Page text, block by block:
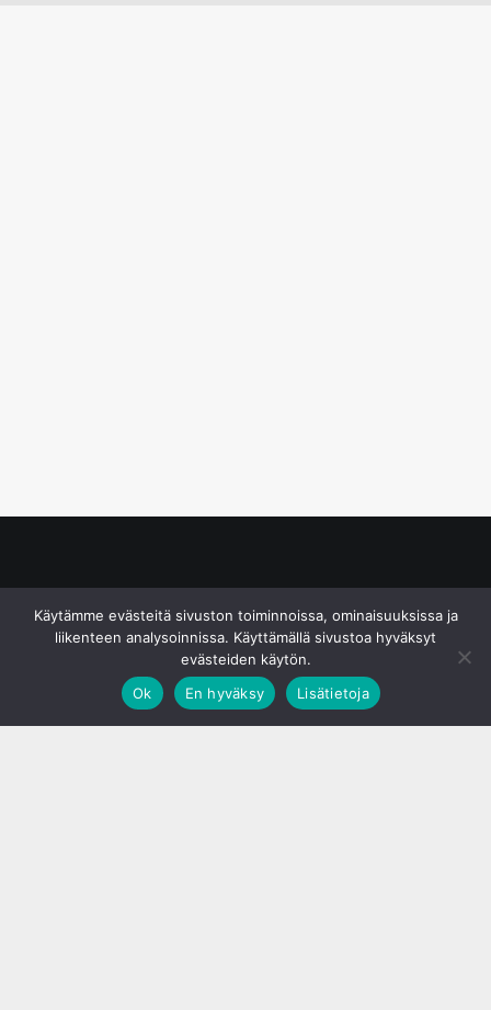
Käytämme evästeitä sivuston toiminnoissa, ominaisuuksissa ja
liikenteen analysoinnissa. Käyttämällä sivustoa hyväksyt
evästeiden käytön.
Ok
En hyväksy Lisätietoja